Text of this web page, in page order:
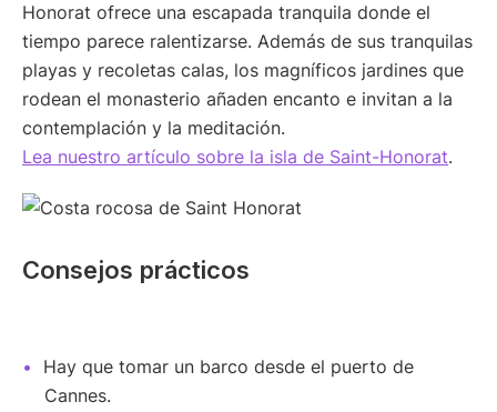
Honorat ofrece una escapada tranquila donde el
tiempo parece ralentizarse. Además de sus tranquilas
playas y recoletas calas, los magníficos jardines que
rodean el monasterio añaden encanto e invitan a la
contemplación y la meditación.
Lea nuestro artículo sobre la isla de Saint-Honorat.
Consejos prácticos
Hay que tomar un barco desde el puerto de
Cannes.